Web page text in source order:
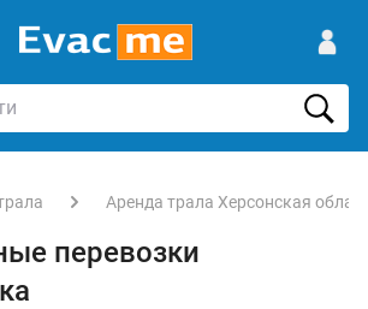
Аренда трала Херсонская
перевозки